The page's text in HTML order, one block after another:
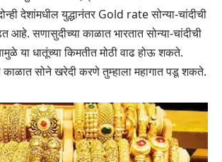
देशांमधील युद्धानंतर Gold rate सोन्या-चांदीची
आहे. सणासुदीच्या काळात भारतात सोन्या-चांदीची
या धातूंच्या किमतीत मोठी वाढ होऊ शकते.
सोने खरेदी करणे तुम्हाला महागात पडू शकते.